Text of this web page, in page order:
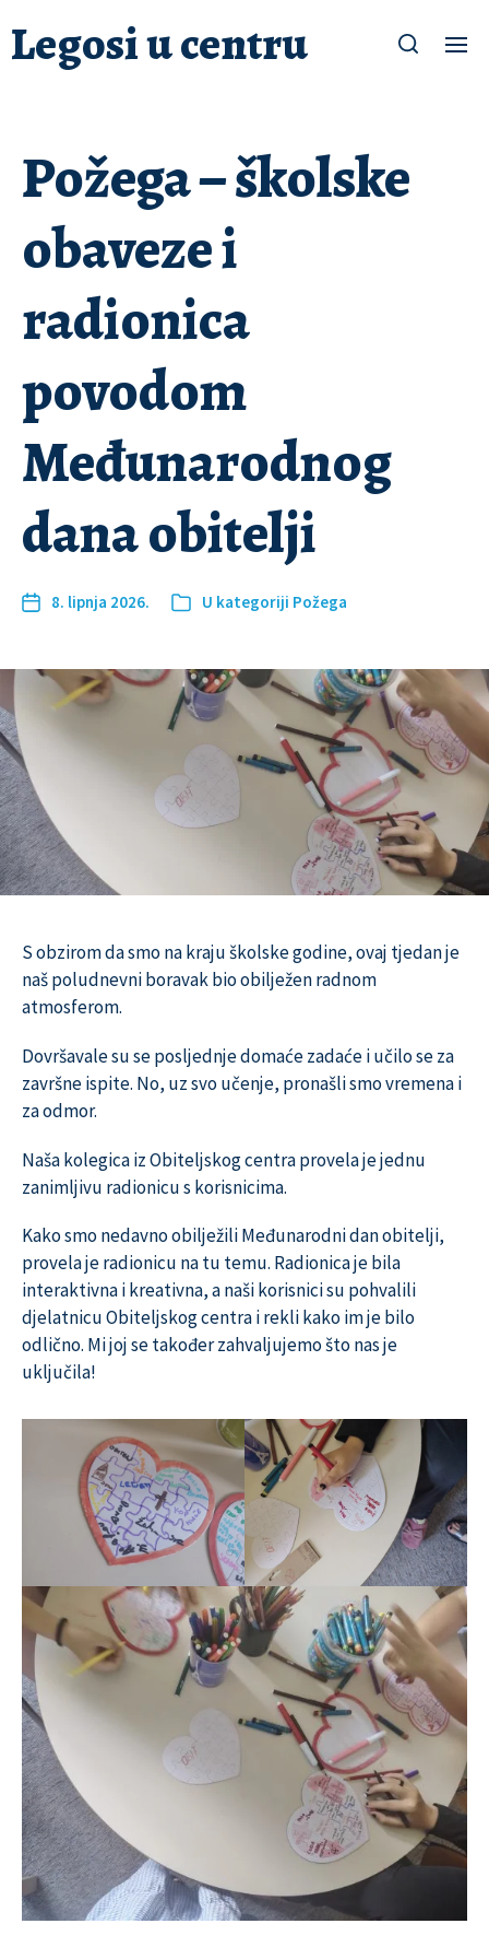
Legosi u centru
Požega – školske
obaveze i
radionica
povodom
Međunarodnog
dana obitelji
8. lipnja 2026. U kategoriji Požega
S obzirom da smo na kraju školske godine, ovaj tjedan je
naš poludnevni boravak bio obilježen radnom
atmosferom.
Dovršavale su se posljednje domaće zadaće i učilo se za
završne ispite. No, uz svo učenje, pronašli smo vremena i
za odmor.
Naša kolegica iz Obiteljskog centra provela je jednu
zanimljivu radionicu s korisnicima.
Kako smo nedavno obilježili Međunarodni dan obitelji,
provela je radionicu na tu temu. Radionica je bila
interaktivna i kreativna, a naši korisnici su pohvalili
djelatnicu Obiteljskog centra i rekli kako im je bilo
odlično. Mi joj se također zahvaljujemo što nas je
uključila!